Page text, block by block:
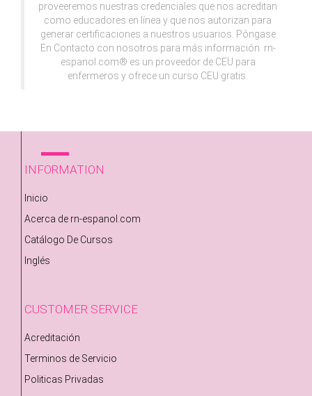
proveeremos nuestras credenciales que nos acreditan
como educadores en línea y que nos autorizan para
generar certificaciones a nuestros usuarios. Póngase
En Contacto con nosotros para más información. rn-
espanol.com® es un proveedor de CEU para
enfermeros y ofrece un curso CEU gratis.
INFORMATION
Inicio
Acerca de rn-espanol.com
Catálogo De Cursos
Inglés
CUSTOMER SERVICE
Acreditación
Terminos de Servicio
Politicas Privadas